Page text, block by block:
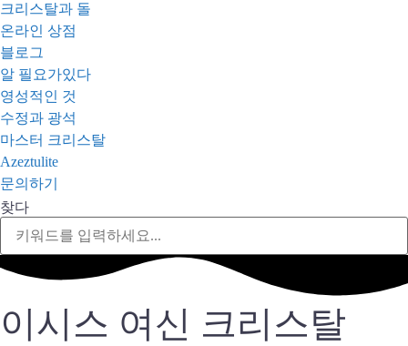
크리스탈과 돌
온라인 상점
블로그
알 필요가있다
영성적인 것
수정과 광석
마스터 크리스탈
Azeztulite
문의하기
찾다
이시스 여신 크리스탈